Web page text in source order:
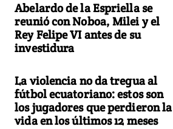
Abelardo de la Espriella se
reunió con Noboa, Milei y el
Rey Felipe VI antes de su
investidura
La violencia no da tregua al
fútbol ecuatoriano: estos son
los jugadores que perdieron la
vida en los últimos 12 meses